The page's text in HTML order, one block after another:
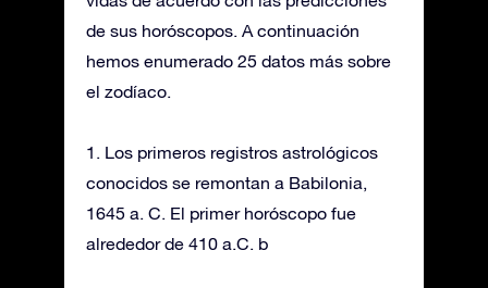
de sus horóscopos. A continuación
hemos enumerado 25 datos más sobre
el zodíaco.
1. Los primeros registros astrológicos
conocidos se remontan a Babilonia,
1645 a. C. El primer horóscopo fue
alrededor de 410 a.C. b